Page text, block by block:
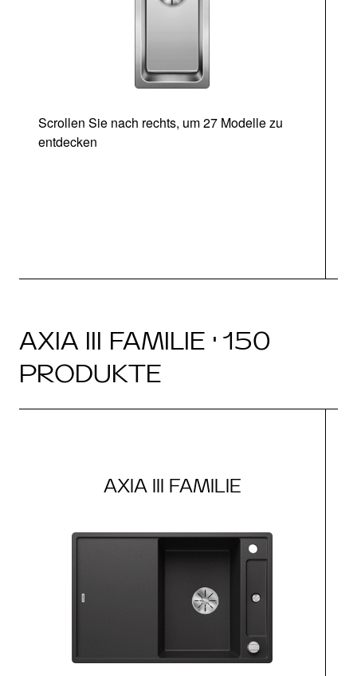
Scrollen Sie nach rechts, um 27 Modelle zu
entdecken
AXIA III FAMILIE · 150
PRODUKTE
AXIA III FAMILIE